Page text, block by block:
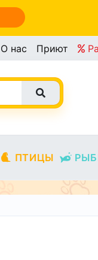
О нас Приют
ПТИЦЫ